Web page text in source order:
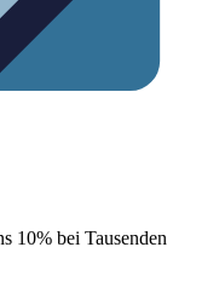
10% bei Tausenden